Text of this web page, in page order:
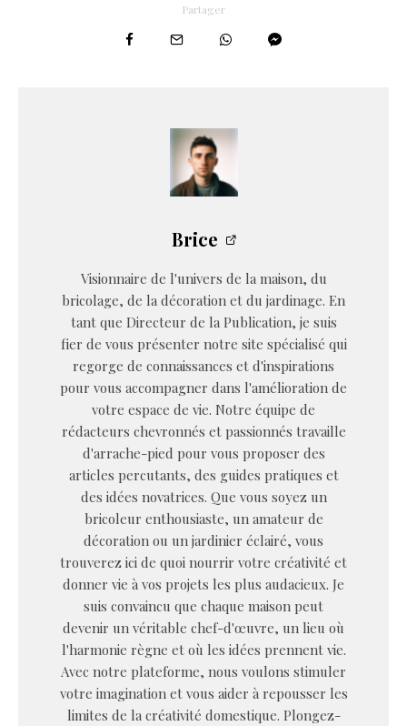
Partager
Brice
Visionnaire de l'univers de la maison, du
bricolage, de la décoration et du jardinage. En
tant que Directeur de la Publication, je suis
fier de vous présenter notre site spécialisé qui
regorge de connaissances et d'inspirations
pour vous accompagner dans l'amélioration de
votre espace de vie. Notre équipe de
rédacteurs chevronnés et passionnés travaille
d'arrache-pied pour vous proposer des
articles percutants, des guides pratiques et
des idées novatrices. Que vous soyez un
bricoleur enthousiaste, un amateur de
décoration ou un jardinier éclairé, vous
trouverez ici de quoi nourrir votre créativité et
donner vie à vos projets les plus audacieux. Je
suis convaincu que chaque maison peut
devenir un véritable chef-d'œuvre, un lieu où
l'harmonie règne et où les idées prennent vie.
Avec notre plateforme, nous voulons stimuler
votre imagination et vous aider à repousser les
limites de la créativité domestique. Plongez-